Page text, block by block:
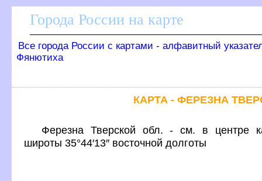
Города России на карте
се города России с картами - алфавитный
Фянютиха
КАРТА - ФЕРЕЗНА
Ферезна Тверской обл. - см. в центре
широты 35°44′13″ восточной долготы